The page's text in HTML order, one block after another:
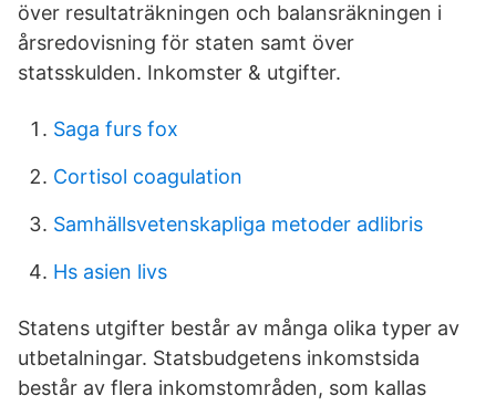
över resultaträkningen och balansräkningen i
årsredovisning för staten samt över
statsskulden. Inkomster & utgifter.
Saga furs fox
Cortisol coagulation
Samhällsvetenskapliga metoder adlibris
Hs asien livs
Statens utgifter består av många olika typer av
utbetalningar. Statsbudgetens inkomstsida
består av flera inkomstområden, som kallas